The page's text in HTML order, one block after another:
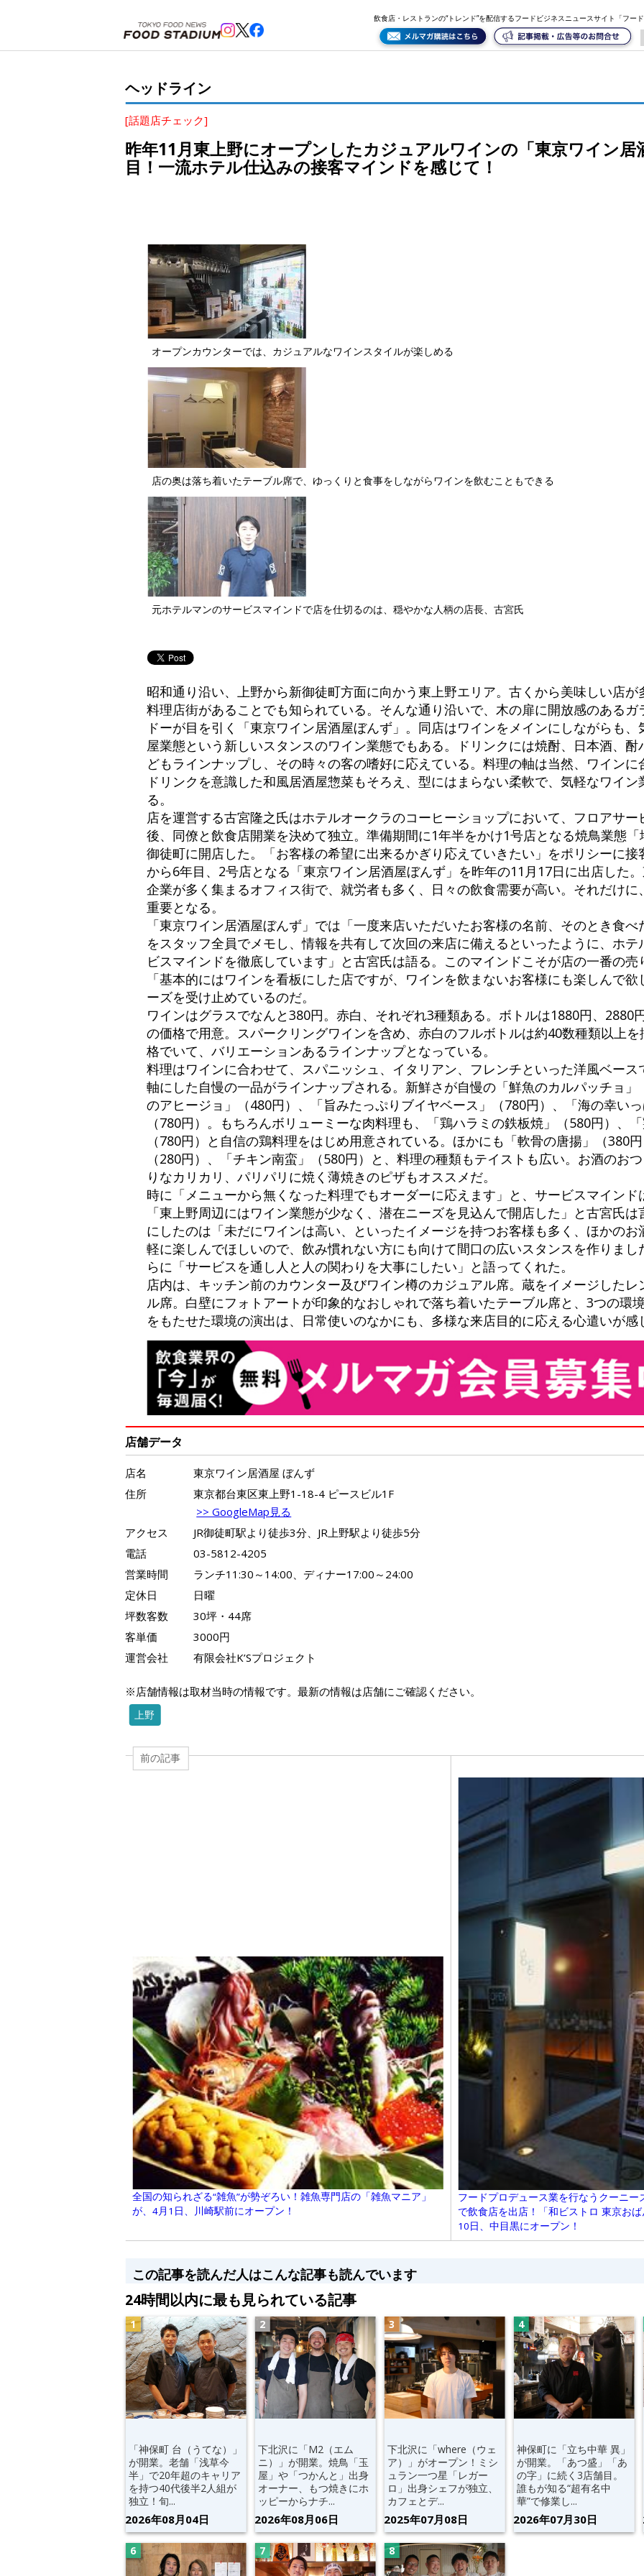
飲食店・レストランの“トレンド”を配信するフードビジネスニュースサイト「フー
ヘッドライン
[話題店チェック]
昨年11月東上野にオープンしたカジュアルワインの「東京ワイン居
目！一流ホテル仕込みの接客マインドを感じて！
オープンカウンターでは、カジュアルなワインスタイルが楽しめる
店の奥は落ち着いたテーブル席で、ゆっくりと食事をしながらワインを飲むこともできる
元ホテルマンのサービスマインドで店を仕切るのは、穏やかな人柄の店長、古宮氏
昭和通り沿い、上野から新御徒町方面に向かう東上野エリア。古くから美味しい店が
料理店街があることでも知られている。そんな通り沿いで、木の扉に開放感のあるガ
ドーが目を引く「東京ワイン居酒屋ぼんず」。同店はワインをメインにしながらも
屋業態という新しいスタンスのワイン業態でもある。ドリンクには焼酎、日本酒、酎
どもラインナップし、その時々の客の嗜好に応えている。料理の軸は当然、ワインに
ドリンクを意識した和風居酒屋惣菜もそろえ、型にはまらない柔軟で、気軽なワイ
る。
店を運営する古宮隆之氏はホテルオークラのコーヒーショップにおいて、フロアサー
後、同僚と飲食店開業を決めて独立。準備期間に1年半をかけ1号店となる焼鳥業態
御徒町に開店した。「お客様の希望に出来るかぎり応えていきたい」をポリシーに接
から6年目、2号店となる「東京ワイン居酒屋ぼんず」を昨年の11月17日に出店した
企業が多く集まるオフィス街で、就労者も多く、日々の飲食需要が高い。それだけに
重要となる。
「東京ワイン居酒屋ぼんず」では「一度来店いただいたお客様の名前、そのとき食
をスタッフ全員でメモし、情報を共有して次回の来店に備えるといったように、ホテ
ビスマインドを徹底しています」と古宮氏は語る。このマインドこそが店の一番の売
「基本的にはワインを看板にした店ですが、ワインを飲まないお客様にも楽しんで
ーズを受け止めているのだ。
ワインはグラスでなんと380円。赤白、それぞれ3種類ある。ボトルは1880円、2880
の価格で用意。スパークリングワインを含め、赤白のフルボトルは約40数種類以上
格でいて、バリエーションあるラインナップとなっている。
料理はワインに合わせて、スパニッシュ、イタリアン、フレンチといった洋風ベース
軸にした自慢の一品がラインナップされる。新鮮さが自慢の「鮮魚のカルパッチョ」
のアヒージョ」（480円）、「旨みたっぷりブイヤベース」（780円）、「海の幸い
（780円）。もちろんボリューミーな肉料理も、「鶏ハラミの鉄板焼」（580円）、
（780円）と自信の鶏料理をはじめ用意されている。ほかにも「軟骨の唐揚」（380
（280円）、「チキン南蛮」（580円）と、料理の種類もテイストも広い。お酒のお
りなカリカリ、パリパリに焼く薄焼きのピザもオススメだ。
時に「メニューから無くなった料理でもオーダーに応えます」と、サービスマインド
「東上野周辺にはワイン業態が少なく、潜在ニーズを見込んで開店した」と古宮氏
にしたのは「未だにワインは高い、といったイメージを持つお客様も多く、ほかのお
軽に楽しんでほしいので、飲み慣れない方にも向けて間口の広いスタンスを作りまし
らに「サービスを通し人と人の関わりを大事にしたい」と語ってくれた。
店内は、キッチン前のカウンター及びワイン樽のカジュアル席。蔵をイメージしたレ
ル席。白壁にフォトアートが印象的なおしゃれで落ち着いたテーブル席と、3つの環
をもたせた環境の演出は、日常使いのなかにも、多様な来店目的に応える心遣いが感
店舗データ
店名
東京ワイン居酒屋 ぼんず
住所
東京都台東区東上野1-18-4 ピースビル1F
>> GoogleMap見る
アクセス
JR御徒町駅より徒歩3分、JR上野駅より徒歩5分
電話
03-5812-4205
営業時間
ランチ11:30～14:00、ディナー17:00～24:00
定休日
日曜
坪数客数
30坪・44席
客単価
3000円
運営会社
有限会社K’Sプロジェクト
※店舗情報は取材当時の情報です。最新の情報は店舗にご確認ください。
上野
前の記事
全国の知られざる“雑魚”が勢ぞろい！雑魚専門店の「雑魚マニア」
が、4月1日、川崎駅前にオープン！
フードプロデュース業を行なうクーニ
で飲食店を出店！「和ビストロ 東京お
10日、中目黒にオープン！
この記事を読んだ人はこんな記事も読んでいます
24時間以内に最も見られている記事
「神保町 台（うてな）」
が開業。老舗「浅草今
半」で20年超のキャリア
を持つ40代後半2人組が
独立！旬...
2026年08月04日
下北沢に「M2（エム
ニ）」が開業。焼鳥「玉
屋」や「つかんと」出身
オーナー、もつ焼きにホ
ッピーからナチ...
2026年08月06日
下北沢に「where（ウェ
ア）」がオープン！ミシ
ュラン一つ星「レガー
ロ」出身シェフが独立、
カフェとデ...
2025年07月08日
神保町に「立ち中華 異」
が開業。「あつ盛」「あ
の字」に続く3店舗目。
誰もが知る“超有名中
華”で修業し...
2026年07月30日